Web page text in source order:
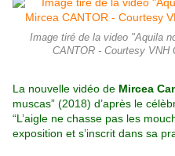
Image tiré de la video "Aquila
CANTOR - Courtesy
La nouvelle vidéo de Mircea
muscas” (2018) d’après le
“L’aigle ne chasse pas les
exposition et s’inscrit dans sa